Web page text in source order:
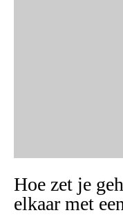
Hoe zet je
elkaar met